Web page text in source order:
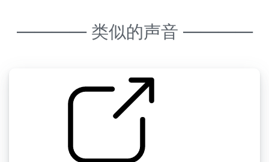
———— 类似的声音 ————